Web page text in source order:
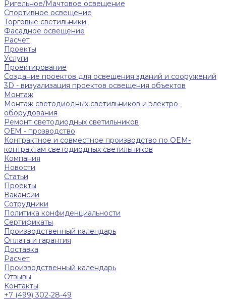
Ригельное/Мачтовое освещение
Спортивное освещение
Торговые светильники
Фасадное освещение
Расчет
Проекты
Услуги
Проектирование
Создание проектов для освещения зданий и сооружений
3D - визуализация проектов освещения объектов
Монтаж
Монтаж светодиодных светильников и электро-
оборудования
Ремонт светодиодных светильников
ОЕМ - прозводство
Контрактное и совместное производство по OEM-
контрактам светодиодных светильников
Компания
Новости
Статьи
Проекты
Вакансии
Сотрудники
Политика конфиденциальности
Сертификаты
Производственный календарь
Оплата и гарантия
Доставка
Расчет
Производственный календарь
Отзывы
Контакты
+7 (499) 302-28-49